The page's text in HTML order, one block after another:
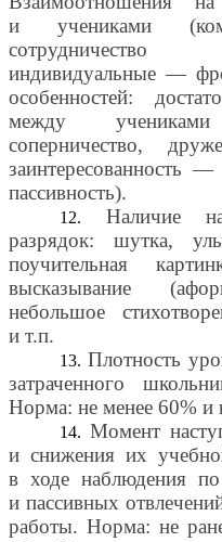
и учениками
индивидуальные —
особенностей:
между
соперничество,
заинтересованность
пассивность).
Наличие
разрядок: шутка,
поучительная
высказывание
небольшое
и т.п.
Плотность
затраченного
Норма: не менее 60%
Момент
и снижения их
в ходе наблюдения по
и пассивных
работы. Норма: не